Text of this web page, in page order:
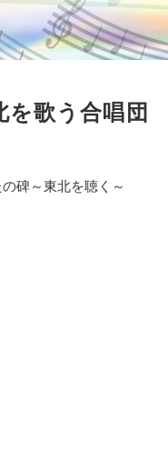
歌う合唱団
碑～東北を聴く～